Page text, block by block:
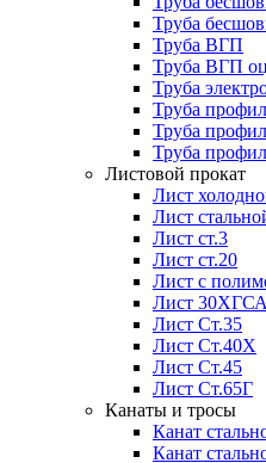
Труба
Труба ВГП
Труба ВГП
Труба
Труба
Труба
Труба
Листовой прокат
Лист
Лист
Лист ст.3
Лист ст.20
Лист с
Лист 30ХГСА
Лист Ст.35
Лист Ст.40Х
Лист Ст.45
Лист Ст.65Г
Канаты и тросы
Канат
Канат